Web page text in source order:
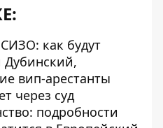
как будут
Дубинский,
вип-арестанты
через суд
подробности